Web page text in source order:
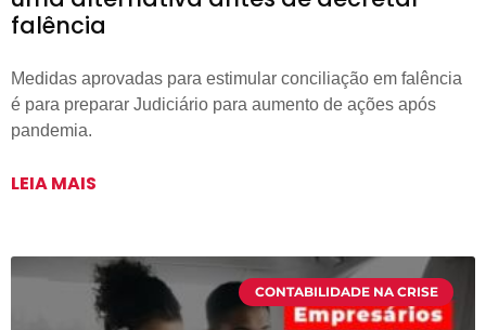
falência
Medidas aprovadas para estimular conciliação em falência
é para preparar Judiciário para aumento de ações após
pandemia.
LEIA MAIS
CONTABILIDADE NA CRISE